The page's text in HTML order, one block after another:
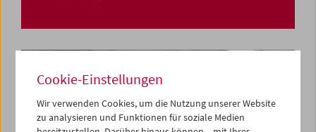
Cookie-Einstellungen
Wir verwenden Cookies, um die Nutzung unserer Website
zu analysieren und Funktionen für soziale Medien